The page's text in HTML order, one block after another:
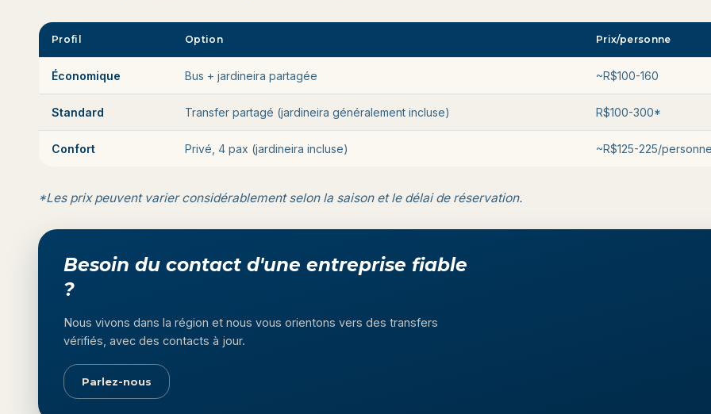
Profil Option Prix/personne
Économique Bus + jardineira partagée ~R$100-160
Standard Transfer partagé (jardineira généralement incluse) R$100-300*
Confort Privé, 4 pax (jardineira incluse) ~R$125-225/
*Les prix peuvent varier considérablement selon la saison et le délai de réservation.
Besoin du contact d'une entreprise fiable
?
Nous vivons dans la région et nous vous orientons vers des transfers
vérifiés, avec des contacts à jour.
Parlez-nous